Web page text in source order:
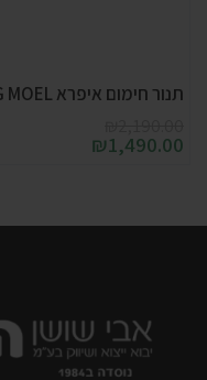
תנור חימום איפרא HATHOR LG MOEL
₪1,490.00